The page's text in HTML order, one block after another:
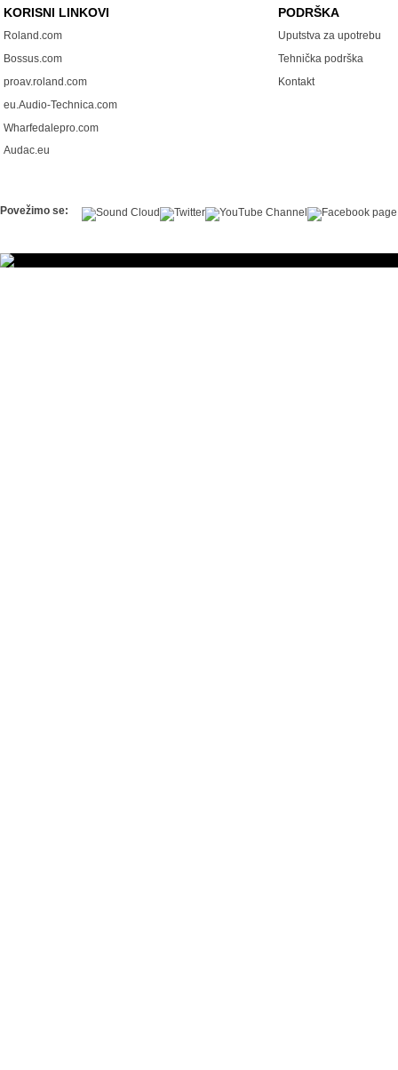
KORISNI LINKOVI
Roland.com
Bossus.com
proav.roland.com
eu.Audio-Technica.com
Wharfedalepro.com
Audac.eu
PODRŠKA
Uputstva za upotrebu
Tehnička podrška
Kontakt
Povežimo se: